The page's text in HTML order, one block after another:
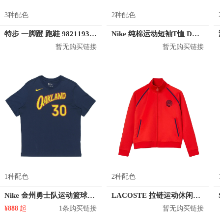
3种配色
特步 一脚蹬 跑鞋 982119392880
暂无购买链接
2种配色
Nike 纯棉运动短袖T恤 DA0248
暂无购买链接
1种配色
Nike 金州勇士队运动篮球圆领短袖T恤 CT9426
¥888 起 1条购买链接
2种配色
LACOSTE 拉链运动休闲舒适透气卫衣 男女同款 SF0631
暂无购买链接